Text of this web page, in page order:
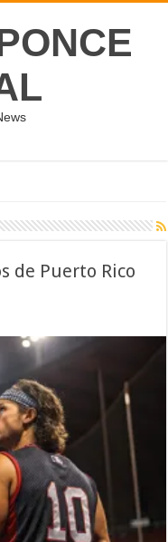
de Puerto Rico